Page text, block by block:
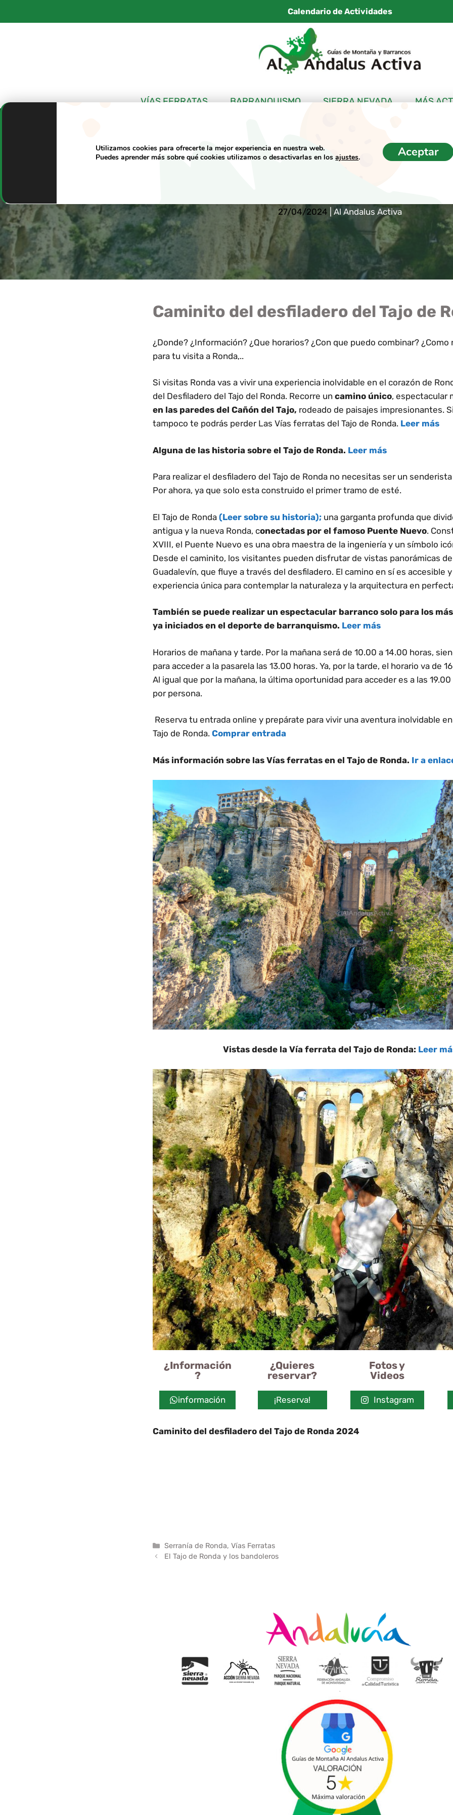
Calendario de Actividades
VÍAS FERRATAS BARRANQUISMO SIERRA NEVADA MÁS
27/04/2024 Al Andalus Activa
Caminito del desfiladero del Tajo de
¿Donde? ¿Información? ¿Que horarios? ¿Con que puedo combinar?
para tu visita a Ronda,..
Si visitas Ronda vas a vivir una experiencia inolvidable en el corazón de
del Desfiladero del Tajo del Ronda. Recorre un camino único, espectacular
en las paredes del Cañón del Tajo, rodeado de paisajes impresionantes.
tampoco te podrás perder Las Vías ferratas del Tajo de Ronda. Leer más
Alguna de las historia sobre el Tajo de Ronda. Leer más
Para realizar el desfiladero del Tajo de Ronda no necesitas ser un
Por ahora, ya que solo esta construido el primer tramo de esté.
El Tajo de Ronda (Leer sobre su historia); una garganta profunda que
antigua y la nueva Ronda, conectadas por el famoso Puente Nuevo.
XVIII, el Puente Nuevo es una obra maestra de la ingeniería y un símbolo
Desde el caminito, los visitantes pueden disfrutar de vistas panorámicas
Guadalevín, que fluye a través del desfiladero. El camino en sí es accesible
experiencia única para contemplar la naturaleza y la arquitectura en
También se puede realizar un espectacular barranco solo para los
ya iniciados en el deporte de barranquismo. Leer más
Horarios de mañana y tarde. Por la mañana será de 10.00 a 14.00 horas,
para acceder a la pasarela las 13.00 horas. Ya, por la tarde, el horario va de
Al igual que por la mañana, la última oportunidad para acceder es a las
por persona.
Reserva tu entrada online y prepárate para vivir una aventura inolvidable
Tajo de Ronda. Comprar entrada
Más información sobre las Vías ferratas en el Tajo de Ronda. Ir a
Vistas desde la Vía ferrata del Tajo de Ronda: Leer
¿Información
?
información
¿Quieres
reservar?
¡Reserva!
Fotos y
Videos
Instagram
Caminito del desfiladero del Tajo de Ronda 2024
Categorías
Serranía de Ronda,Vías Ferratas
El Tajo de Ronda y los bandoleros
Utilizamos cookies para ofrecerte la mejor experiencia en nuestra web.
Puedes aprender más sobre qué cookies utilizamos o desactivarlas en losajustes. Aceptar